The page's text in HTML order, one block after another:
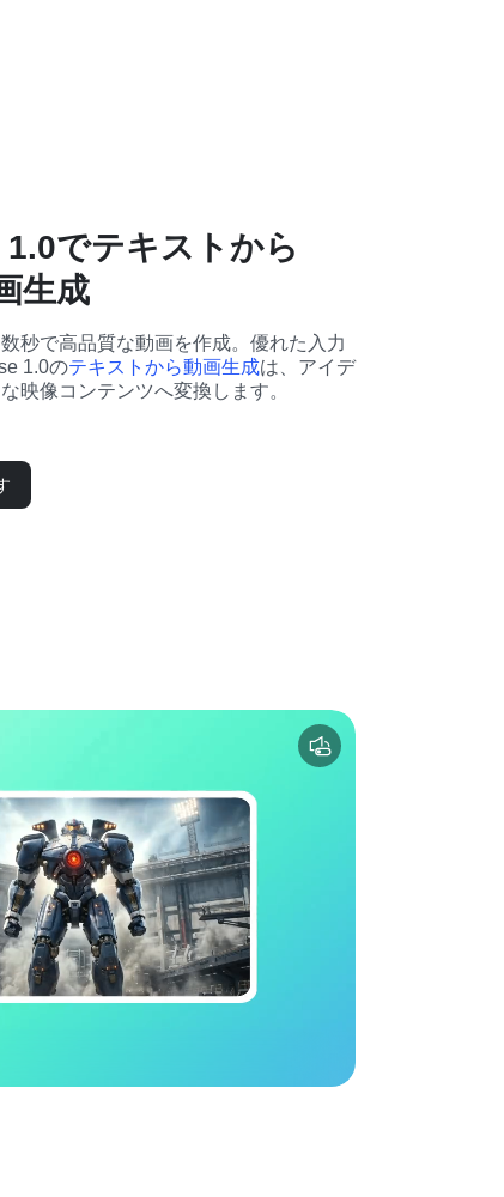
でテキストから
生成
秒で高品質な動画を作成。優れた入力
1.0のテキストから動画生成は、アイデ
映像コンテンツへ変換します。